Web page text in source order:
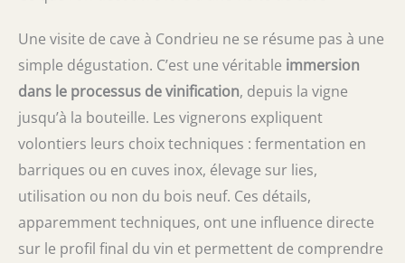
Une visite de cave à Condrieu ne se résume pas à une
simple dégustation. C’est une véritable immersion
dans le processus de vinification, depuis la vigne
jusqu’à la bouteille. Les vignerons expliquent
volontiers leurs choix techniques : fermentation en
barriques ou en cuves inox, élevage sur lies,
utilisation ou non du bois neuf. Ces détails,
apparemment techniques, ont une influence directe
sur le profil final du vin et permettent de comprendre